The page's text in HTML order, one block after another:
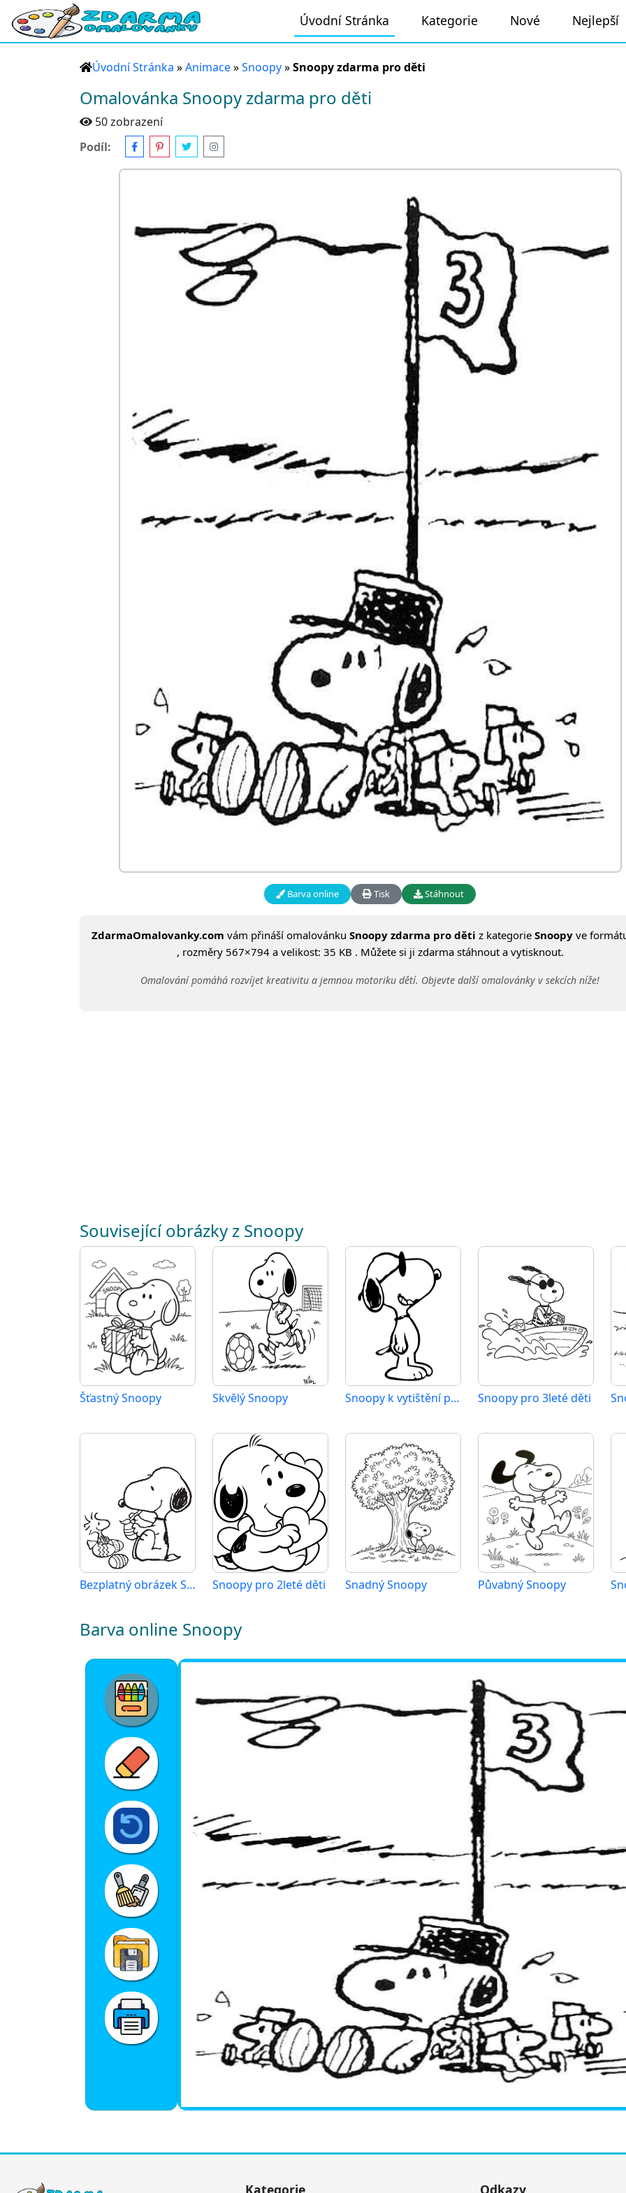
Úvodní Stránka Kategorie Nové Nejlepší
Úvodní Stránka »Animace»Snoopy»Snoopy zdarma pro děti
Omalovánka Snoopy zdarma pro děti
50 zobrazení
Podíl:
Barva online Tisk Stáhnout
ZdarmaOmalovanky.com vám přináší omalovánku Snoopy zdarma pro děti z kategorie Snoopy ve
, rozměry 567×794 a velikost: 35 KB . Můžete si ji zdarma stáhnout a vytisknout.
Omalování pomáhá rozvíjet kreativitu a jemnou motoriku dětí. Objevte další omalovánky v sekcích níže!
Související obrázky z Snoopy
Šťastný Snoopy Skvělý Snoopy Snoopy k vytištění pro děti Snoopy pro 3leté děti
Bezplatný obrázek Snoopyho Snoopy pro 2leté děti Snadný Snoopy Půvabný Snoopy
Barva online Snoopy
Kategorie Odkazy